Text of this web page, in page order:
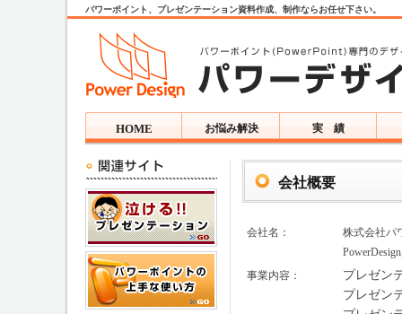
パワーポイント、プレゼンテーション資料作成、制作ならお任せ下さい。
HOME お悩み解決 実 績
会社概要
会社名：
株式会社パ
事業内容：
プレゼン
プレゼン